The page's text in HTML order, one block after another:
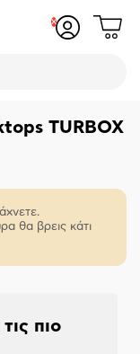
Δες
TURBOX
θα βρεις κάτι
πιο